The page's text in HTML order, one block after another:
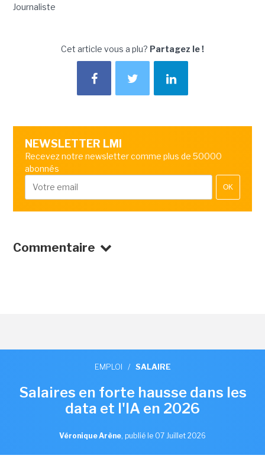
Journaliste
Cet article vous a plu? Partagez le !
NEWSLETTER LMI
Recevez notre newsletter comme plus de 50000
abonnés
OK
Commentaire
EMPLOI / SALAIRE
Salaires en forte hausse dans les
data et l'IA en 2026
Véronique Arène, publié le 07 Juillet 2026